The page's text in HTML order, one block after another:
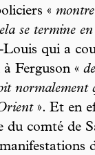
«
se termine
qui a
Ferguson «
normalement
». Et en
du comté de